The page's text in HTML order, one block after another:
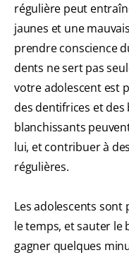
régulière peut
jaunes et une
prendre conscience
dents ne sert pas
votre adolescent est
des dentifrices et des
blanchissants
lui, et contribuer à
régulières.
Les adolescents
le temps, et sauter le
gagner quelques